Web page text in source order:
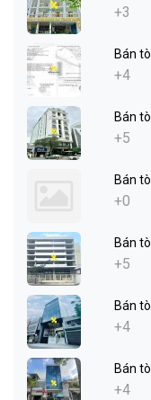
+3
Bán
+4
Bán
+5
Bán
+0
Bán
+5
Bán
+4
Bán
+4